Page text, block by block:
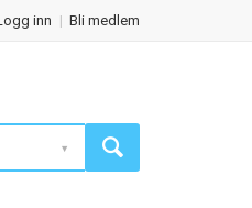
inn Bli medlem